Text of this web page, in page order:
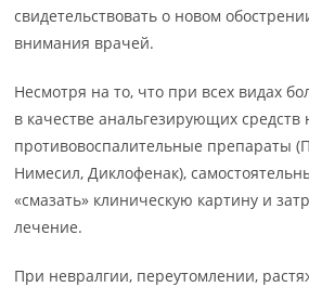
свидетельствовать о новом
внимания врачей.
Несмотря на то, что при всех видах
в качестве анальгезирующих средств
противовоспалительные препараты
Нимесил, Диклофенак),
«смазать» клиническую картину и
лечение.
При невралгии, переутомлении,